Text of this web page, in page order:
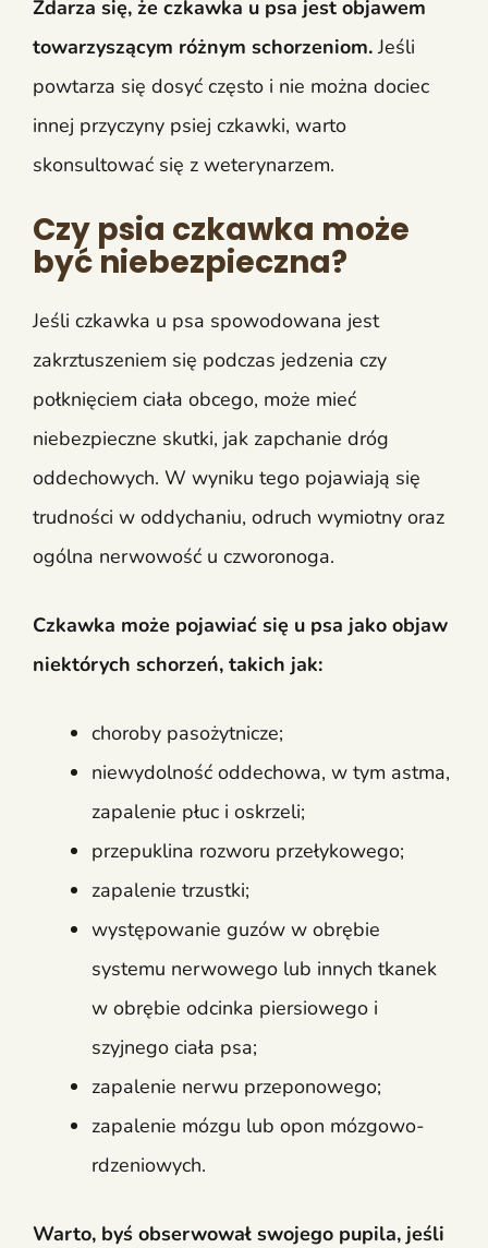
Zdarza się, że czkawka u psa jest objawem
towarzyszącym różnym schorzeniom.Jeśli
powtarza się dosyć często i nie można dociec
innej przyczyny psiej czkawki, warto
skonsultować się z weterynarzem.
Czy psia czkawka może
być niebezpieczna?
Jeśli czkawka u psa spowodowana jest
zakrztuszeniem się podczas jedzenia czy
połknięciem ciała obcego, może mieć
niebezpieczne skutki, jak zapchanie dróg
oddechowych. W wyniku tego pojawiają się
trudności w oddychaniu, odruch wymiotny oraz
ogólna nerwowość u czworonoga.
Czkawka może pojawiać się u psa jako objaw
niektórych schorzeń, takich jak:
choroby pasożytnicze;
niewydolność oddechowa, w tym astma,
zapalenie płuc i oskrzeli;
przepuklina rozworu przełykowego;
zapalenie trzustki;
występowanie guzów w obrębie
systemu nerwowego lub innych tkanek
w obrębie odcinka piersiowego i
szyjnego ciała psa;
zapalenie nerwu przeponowego;
zapalenie mózgu lub opon mózgowo-
rdzeniowych.
Warto, byś obserwował swojego pupila, jeśli